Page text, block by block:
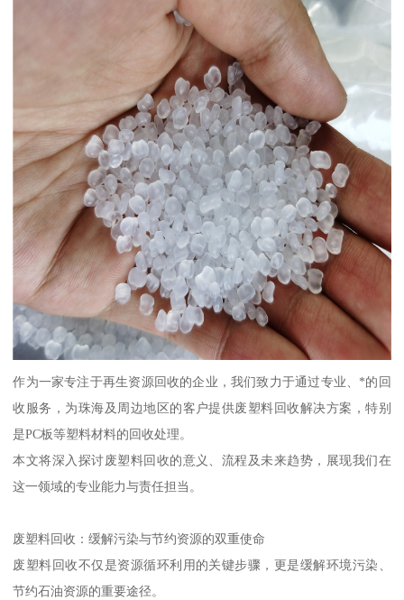
作为一家专注于再生资源回收的企业，我们致力于通过专业、*的回
收服务，为珠海及周边地区的客户提供废塑料回收解决方案，特别
是PC板等塑料材料的回收处理。
本文将深入探讨废塑料回收的意义、流程及未来趋势，展现我们在
这一领域的专业能力与责任担当。
废塑料回收：缓解污染与节约资源的双重使命
废塑料回收不仅是资源循环利用的关键步骤，更是缓解环境污染、
节约石油资源的重要途径。